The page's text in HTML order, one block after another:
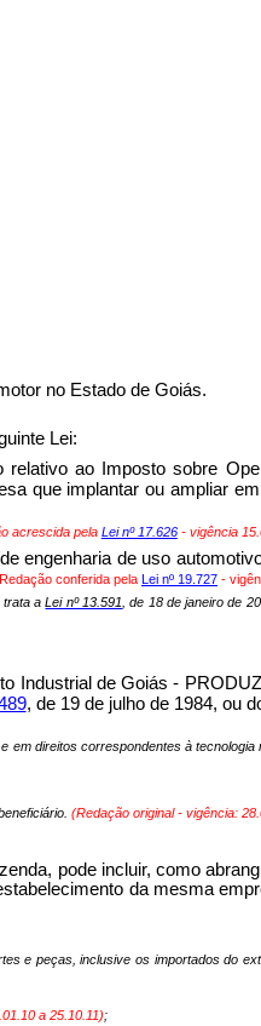
no Estado de Goiás.
Lei:
ao Imposto sobre
que implantar ou ampliar
acrescida pela Lei nº 17.626- vigência
engenharia de uso
conferida pela Lei nº 19.727 -
trata aLei nº 13.591 , de 18 de janeiro de
Industrial de Goiás -
, de 19 de julho de 1984, ou
direitos correspondentes à
(Redação original - vigência:
pode incluir, como
da mesma
e peças, inclusive os importados do
a 25.10.11);